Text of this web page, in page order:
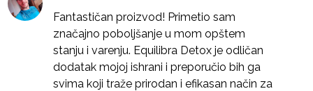
Fantastičan proizvod! Primetio sam
značajno poboljšanje u mom opštem
stanju i varenju. Equilibra Detox je odličan
dodatak mojoj ishrani i preporučio bih ga
svima koji traže prirodan i efikasan način za